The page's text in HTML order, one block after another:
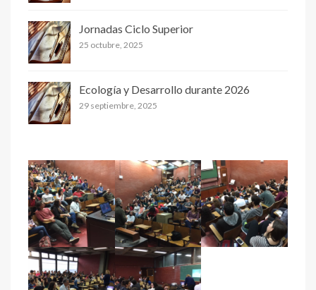
Jornadas Ciclo Superior
25 octubre, 2025
Ecología y Desarrollo durante 2026
29 septiembre, 2025